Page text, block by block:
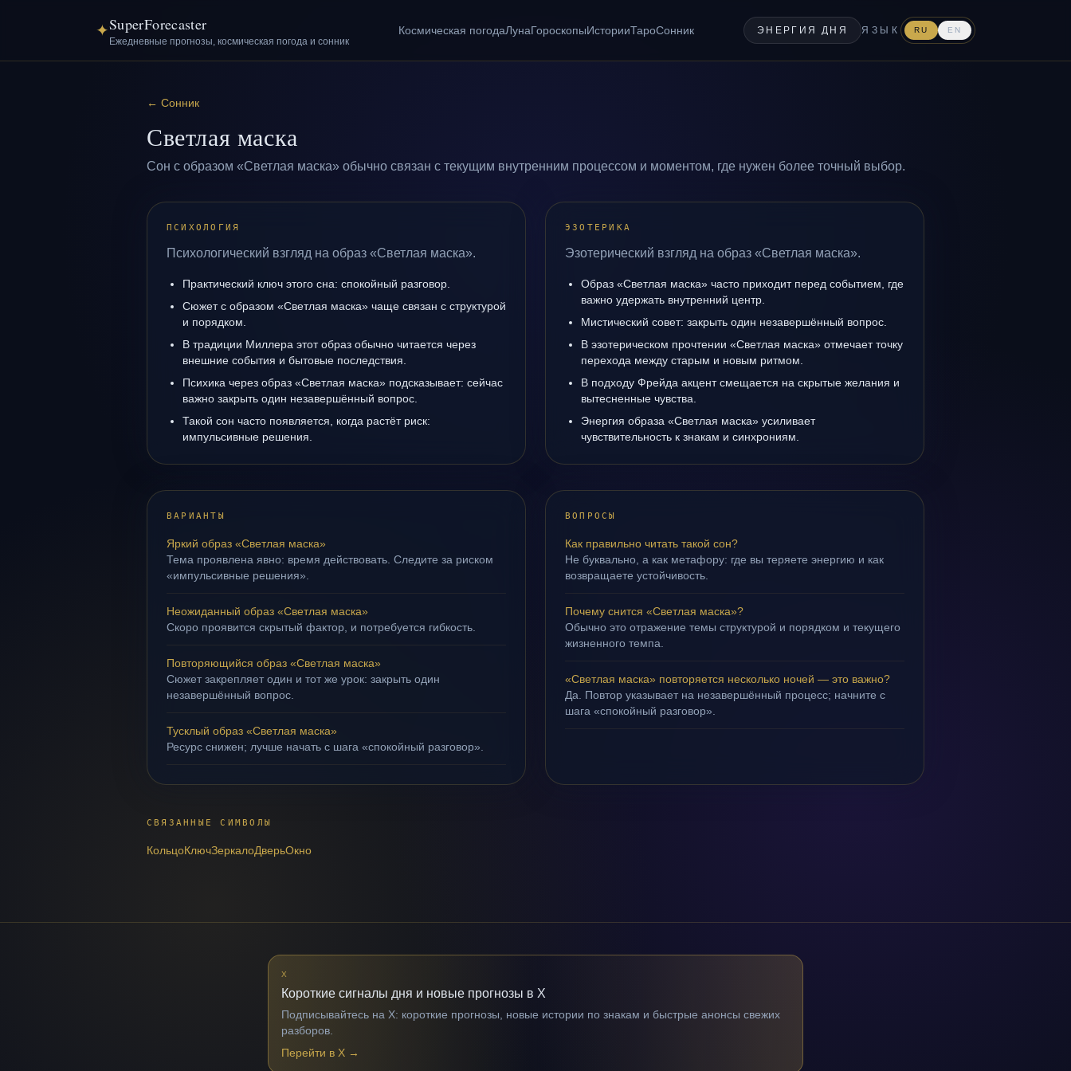
✦SuperForecaster
Ежедневные прогнозы, космическая погода и сонник
Космическая погодаЛунаГороскопыИсторииТароСонник ЭНЕРГИЯ ДНЯ ЯЗЫК RU EN
← Сонник
Светлая маска
Сон с образом «Светлая маска» обычно связан с текущим внутренним процессом и моментом, где нужен более точный выбор.
ПСИХОЛОГИЯ
Психологический взгляд на образ «Светлая маска».
Практический ключ этого сна: спокойный разговор.
Сюжет с образом «Светлая маска» чаще связан с структурой
и порядком.
В традиции Миллера этот образ обычно читается через
внешние события и бытовые последствия.
Психика через образ «Светлая маска» подсказывает: сейчас
важно закрыть один незавершённый вопрос.
Такой сон часто появляется, когда растёт риск:
импульсивные решения.
ЭЗОТЕРИКА
Эзотерический взгляд на образ «Светлая маска».
Образ «Светлая маска» часто приходит перед событием, где
важно удержать внутренний центр.
Мистический совет: закрыть один незавершённый вопрос.
В эзотерическом прочтении «Светлая маска» отмечает точку
перехода между старым и новым ритмом.
В подходу Фрейда акцент смещается на скрытые желания и
вытесненные чувства.
Энергия образа «Светлая маска» усиливает
чувствительность к знакам и синхрониям.
ВАРИАНТЫ
Яркий образ «Светлая маска»
Тема проявлена явно: время действовать. Следите за риском
«импульсивные решения».
Неожиданный образ «Светлая маска»
Скоро проявится скрытый фактор, и потребуется гибкость.
Повторяющийся образ «Светлая маска»
Сюжет закрепляет один и тот же урок: закрыть один
незавершённый вопрос.
Тусклый образ «Светлая маска»
Ресурс снижен; лучше начать с шага «спокойный разговор».
ВОПРОСЫ
Как правильно читать такой сон?
Не буквально, а как метафору: где вы теряете энергию и как
возвращаете устойчивость.
Почему снится «Светлая маска»?
Обычно это отражение темы структурой и порядком и текущего
жизненного темпа.
«Светлая маска» повторяется несколько ночей — это важно?
Да. Повтор указывает на незавершённый процесс; начните с
шага «спокойный разговор».
СВЯЗАННЫЕ СИМВОЛЫ
КольцоКлючЗеркалоДверьОкно
X
Короткие сигналы дня и новые прогнозы в X
Подписывайтесь на X: короткие прогнозы, новые истории по знакам и быстрые анонсы свежих
разборов.
Перейти в X →